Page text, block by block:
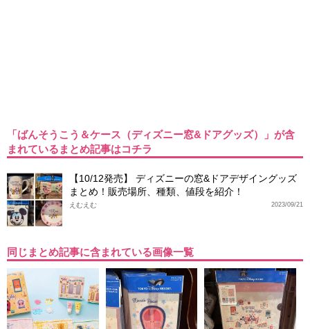
「ばんそうこう＆ケース（ディズニー窓&ドアグッズ）」が含
まれているまとめ記事はコチラ
【10/12発売】 ディズニーの窓&ドアデザイングッズ
まとめ！販売場所、種類、値段を紹介！
2023/09/21
えむえむ
同じまとめ記事に含まれている画像一覧